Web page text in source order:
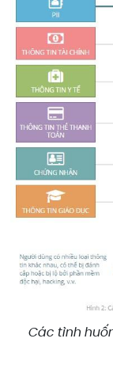
Các tình